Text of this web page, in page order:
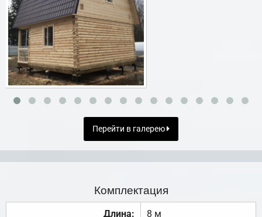
Перейти в галерею
Комплектация
Длина: 8 м